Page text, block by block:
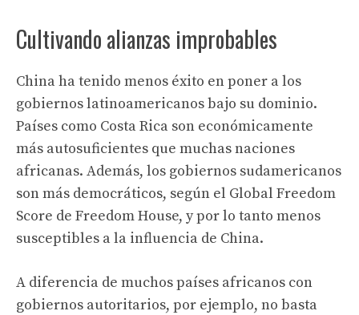
Cultivando alianzas improbables
China ha tenido menos éxito en poner a los
gobiernos latinoamericanos bajo su dominio.
Países como Costa Rica son económicamente
más autosuficientes que muchas naciones
africanas. Además, los gobiernos sudamericanos
son más democráticos, según el Global Freedom
Score de Freedom House, y por lo tanto menos
susceptibles a la influencia de China.
A diferencia de muchos países africanos con
gobiernos autoritarios, por ejemplo, no basta